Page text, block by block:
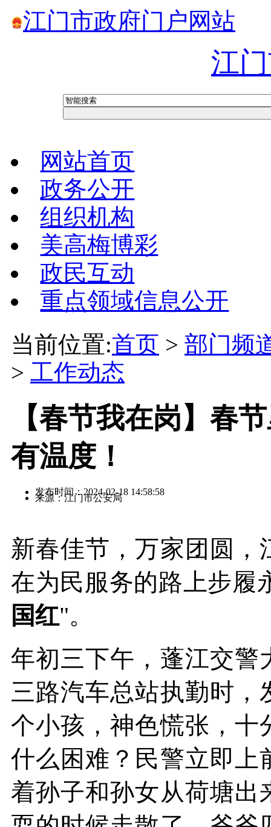
江门市政府门户网站
江
网站首页
政务公开
组织机构
美高梅博彩
政民互动
重点领域信息公开
当前位置:首页 > 部门频
> 工作动态
【春节我在岗】春
有温度！
发布时间：2024-02-18 14:58:58
来源：江门市公安局
新春佳节，万家团圆，
在为民服务的路上步履
国红"。
年初三下午，蓬江交警
三路汽车总站执勤时
个小孩，神色慌张，十
什么困难？民警立即上
着孙子和孙女从荷塘出